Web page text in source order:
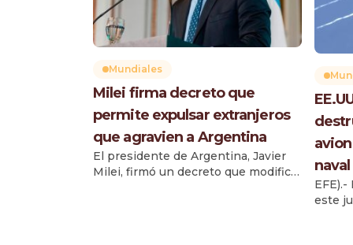
Mundiales
Milei firma decreto que
permite expulsar extranjeros
que agravien a Argentina
El presidente de Argentina, Javier
Milei, firmó un decreto que modifica
naval
este